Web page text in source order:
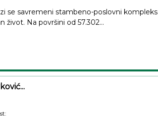
se savremeni stambeno-poslovni kompleks
život. Na površini od 57.302...